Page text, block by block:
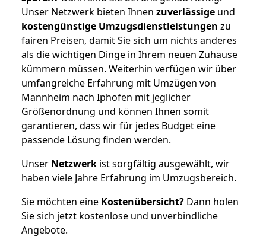
Unser Netzwerk bieten Ihnen zuverlässige und
kostengünstige Umzugsdienstleistungen zu
fairen Preisen, damit Sie sich um nichts anderes
als die wichtigen Dinge in Ihrem neuen Zuhause
kümmern müssen. Weiterhin verfügen wir über
umfangreiche Erfahrung mit Umzügen von
Mannheim nach Iphofen mit jeglicher
Größenordnung und können Ihnen somit
garantieren, dass wir für jedes Budget eine
passende Lösung finden werden.
Unser Netzwerk ist sorgfältig ausgewählt, wir
haben viele Jahre Erfahrung im Umzugsbereich.
Sie möchten eine Kostenübersicht? Dann holen
Sie sich jetzt kostenlose und unverbindliche
Angebote.